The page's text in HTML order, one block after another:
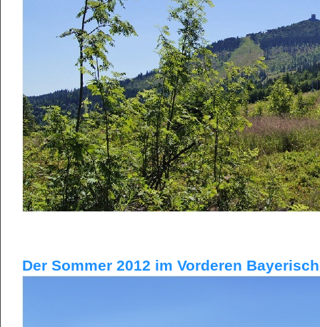
Der Sommer 2012 im Vorderen